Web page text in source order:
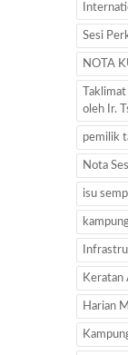
Sesi
NOTA
oleh Ir.
pemilik
Nota
isu
Keratan
Harian